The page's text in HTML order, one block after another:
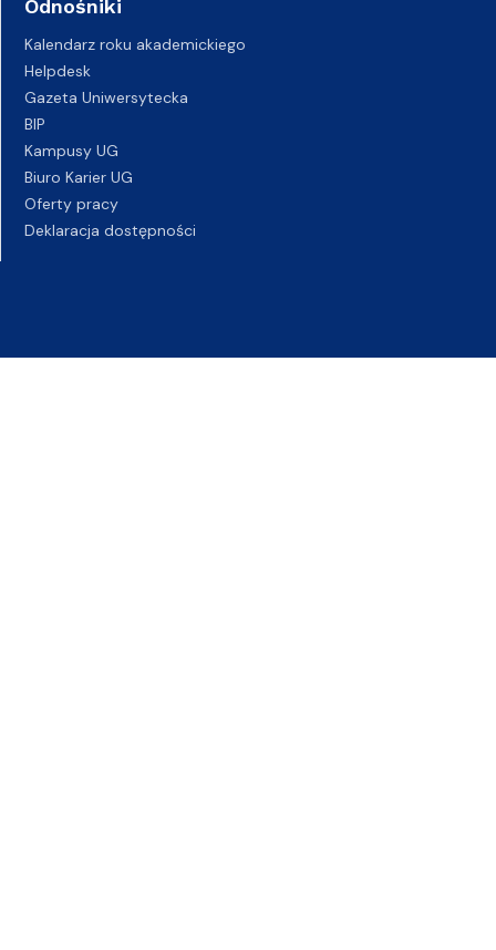
Odnośniki
Kalendarz roku akademickiego
Helpdesk
Gazeta Uniwersytecka
BIP
Kampusy UG
Biuro Karier UG
Oferty pracy
Deklaracja dostępności